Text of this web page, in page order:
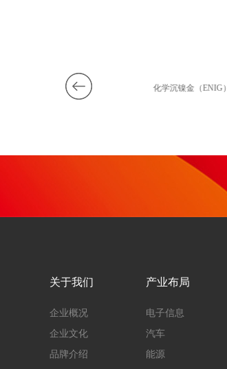
化学沉镍金（ENIG）
关于我们
企业概况
企业文化
品牌介绍
产业布局
电子信息
汽车
能源